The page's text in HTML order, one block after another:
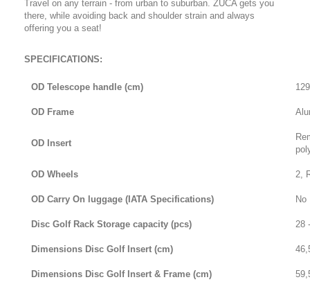
Travel on any terrain - from urban to suburban. ZÜCA gets you
there, while avoiding back and shoulder strain and always
offering you a seat!
SPECIFICATIONS:
OD Telescope handle (cm)
OD Frame
OD Insert
OD Wheels 2,
OD Carry On luggage (IATA Specifications) No
Disc Golf Rack Storage capacity (pcs) 28
Dimensions Disc Golf Insert (cm)
Dimensions Disc Golf Insert & Frame (cm)